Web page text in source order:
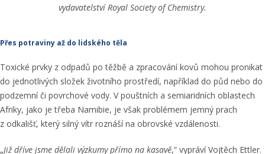
vydavatelství Royal Society of Chemistry.
Přes potraviny až do lidského těla
Toxické prvky z odpadů po těžbě a zpracování kovů mohou pronikat
do jednotlivých složek životního prostředí, například do půd nebo do
podzemní či povrchové vody. V pouštních a semiaridních oblastech
Afriky, jako je třeba Namibie, je však problémem jemný prach
z odkališť, který silný vítr roznáší na obrovské vzdálenosti.
„Již dříve jsme dělali výzkumy přímo na kasavě,“ vypráví Vojtěch Ettler.